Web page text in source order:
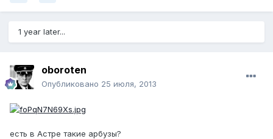
1 year later...
oboroten
Опубликовано 25 июля, 2013
есть в Астре такие арбузы?